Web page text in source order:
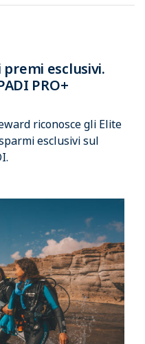
esclusivi.
PRO+
riconosce gli Elite
esclusivi sul